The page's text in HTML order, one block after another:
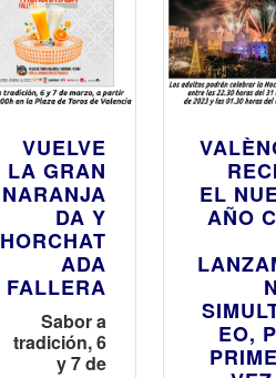
VUELVE
LA GRAN
NARANJA
DA Y
HORCHAT
ADA
FALLERA
Sabor a
tradición, 6
y 7 de
EL
AÑO
EO,